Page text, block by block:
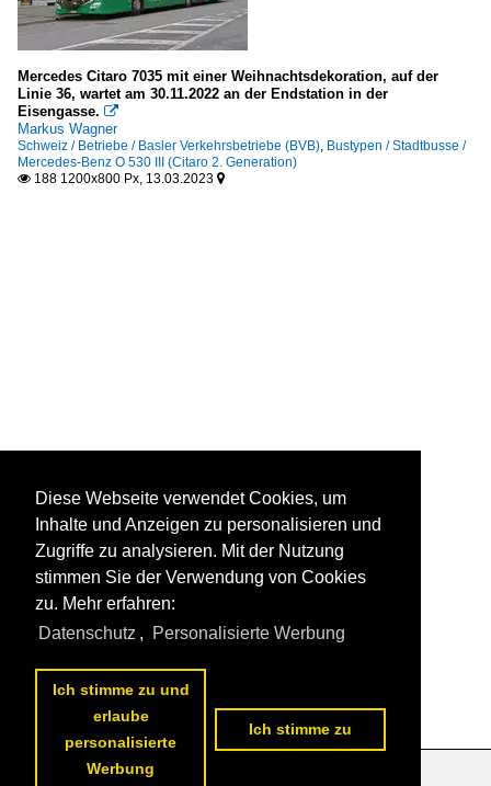
Mercedes Citaro 7035 mit einer Weihnachtsdekoration, auf der
Linie 36, wartet am 30.11.2022 an der Endstation in der
Eisengasse. 
Markus Wagner
Schweiz / Betriebe / Basler Verkehrsbetriebe (BVB), Bustypen / Stadtbusse /
Mercedes-Benz O 530 III (Citaro 2. Generation)
 188 1200x800 Px, 13.03.2023 
Diese Webseite verwendet Cookies, um
Inhalte und Anzeigen zu personalisieren und
Zugriffe zu analysieren. Mit der Nutzung
stimmen Sie der Verwendung von Cookies
zu. Mehr erfahren:
Datenschutz , Personalisierte Werbung
Ich stimme zu und
erlaube
personalisierte
Werbung
Ich stimme zu